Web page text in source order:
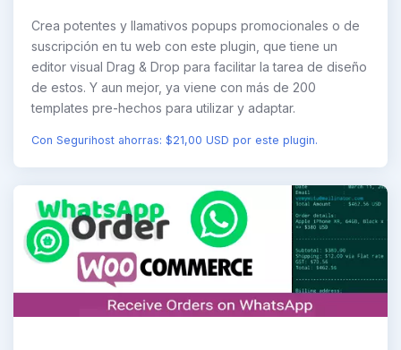
Crea potentes y llamativos popups promocionales o de
suscripción en tu web con este plugin, que tiene un
editor visual Drag & Drop para facilitar la tarea de diseño
de estos. Y aun mejor, ya viene con más de 200
templates pre-hechos para utilizar y adaptar.
Con Segurihost ahorras: $21,00 USD por este plugin.